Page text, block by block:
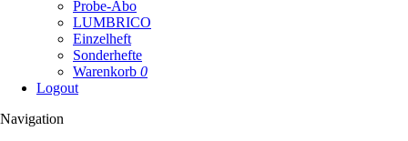
Probe-Abo
LUMBRICO
Einzelheft
Sonderhefte
Warenkorb 0
Logout
Navigation